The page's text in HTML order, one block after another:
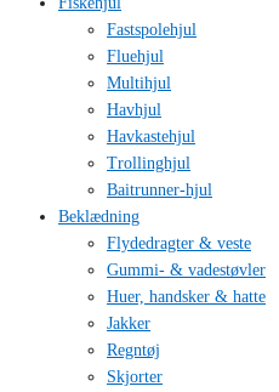
Fastspolehjul
Fluehjul
Multihjul
Havhjul
Havkastehjul
Trollinghjul
Baitrunner-hjul
Beklædning
Flydedragter & veste
Gummi- & vadestøvler
Huer, handsker & hatte
Jakker
Regntøj
Skjorter